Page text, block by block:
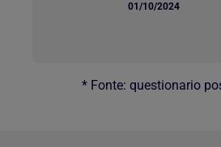
01/10/2024
* Fonte: questionario